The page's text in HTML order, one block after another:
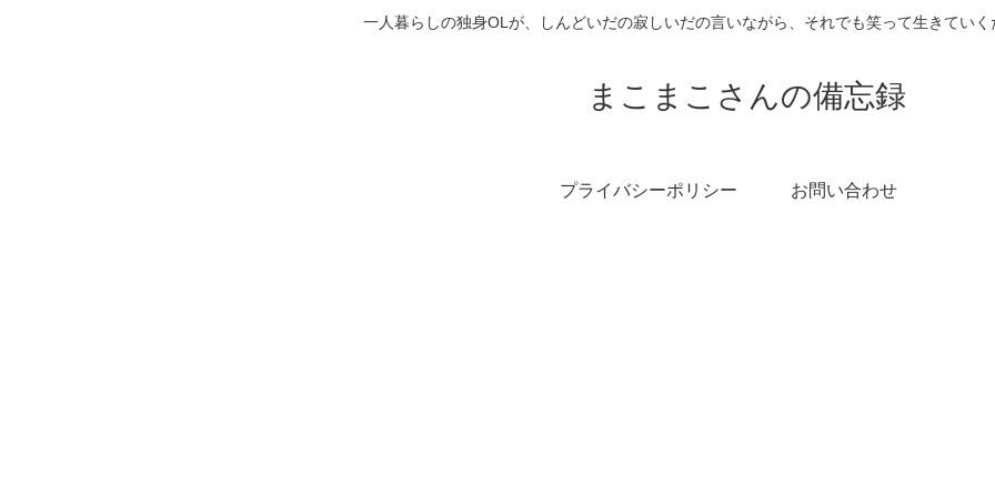
一人暮らしの独身OLが、しんどいだの寂しいだの言いながら、それでも笑って生きていく
まこまこさんの備忘録
プライバシーポリシー お問い合わせ